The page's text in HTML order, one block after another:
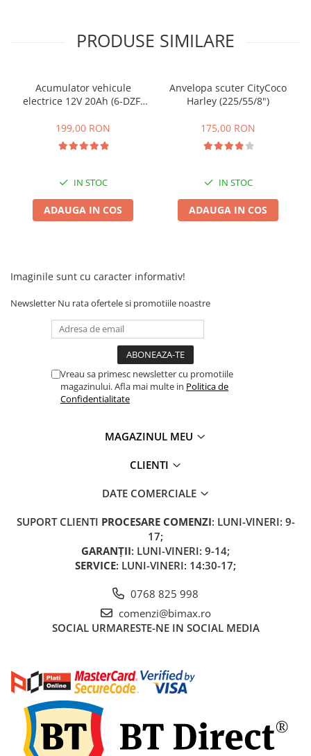
PIESE DE SCHIMB
Baterii
Baterii 48V
Cauciucuri
Biciclete Electrice
Ieftine
Pliabila
Tip Scuter
⬇ MARCI
PIESE DE SCHIMB
Cauciucuri Fat Bike
Incarcatoare 48V
Lumini
Kit Conversie
Piese Trotinete Electrice
PIESE UNIVERSALE
Baterie Trotineta Electrica
PRODUSE SIMILARE
Acumulator vehicule
electrice 12V 20Ah (6-DZF-
199,00 RON
IN STOC
ADAUGA IN COS
Anvelopa scuter CityCoco
Harley (225/55/8")
175,00 RON
IN STOC
ADAUGA IN COS
Imaginile sunt cu caracter informativ!
Newsletter Nu rata ofertele si promotiile noastre
Vreau sa primesc newsletter cu promotiile
magazinului. Afla mai multe in Politica de
Confidentialitate
MAGAZINUL MEU
CLIENTI
DATE COMERCIALE
SUPORT CLIENTI PROCESARE COMENZI: LUNI-VINERI: 9-
17;
GARANȚII: LUNI-VINERI: 9-14;
SERVICE: LUNI-VINERI: 14:30-17;
0768 825 998
comenzi@bimax.ro
SOCIAL URMARESTE-NE IN SOCIAL MEDIA